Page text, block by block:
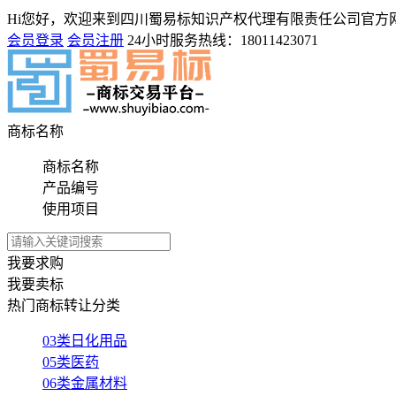
Hi您好，欢迎来到四川蜀易标知识产权代理有限责任公司官方
会员登录 会员注册 24小时服务热线： 18011423071
商标名称
商标名称
产品编号
使用项目
我要求购
我要卖标
热门商标转让分类
03类日化用品
05类医药
06类金属材料